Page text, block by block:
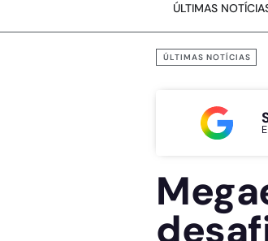
ÚLTIMAS
ÚLTIMAS NOTÍCIAS